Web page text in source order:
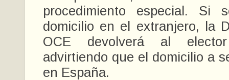
procedimiento especial. Si
domicilio en el extranjero, la
OCE devolverá al
advirtiendo que el domicilio a
en España.